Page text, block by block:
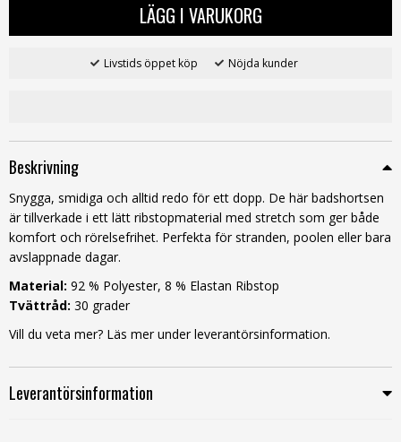
LÄGG I VARUKORG
Livstids öppet köp Nöjda kunder
Beskrivning
Snygga, smidiga och alltid redo för ett dopp. De här badshortsen
är tillverkade i ett lätt ribstopmaterial med stretch som ger både
komfort och rörelsefrihet. Perfekta för stranden, poolen eller bara
avslappnade dagar.
Material: 92 % Polyester, 8 % Elastan Ribstop
Tvättråd: 30 grader
Vill du veta mer? Läs mer under leverantörsinformation.
Leverantörsinformation